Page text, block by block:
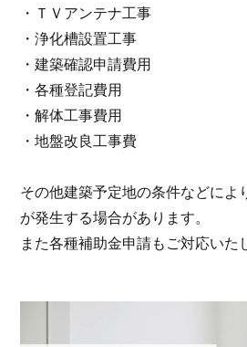
・ＴＶアンテナ工事
・浄化槽設置工事
・建築確認申請費用
・各種登記費用
・解体工事費用
・地盤改良工事費
その他建築予定地の条件などによ
が発生する場合があります。
また各種補助金申請もご対応いた